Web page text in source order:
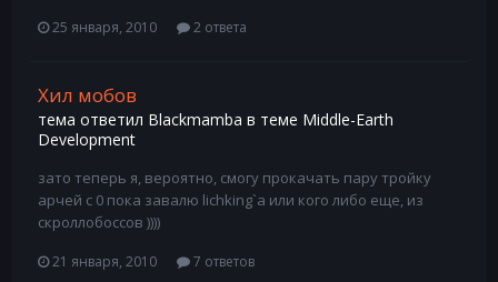
25 января, 2010 2 ответа
Хил мобов
тема ответил Blackmamba в теме Middle-Earth
Development
зато теперь я, вероятно, смогу прокачать пару тройку
арчей с 0 пока завалю lichking`а или кого либо еще, из
скроллобоссов ))))
21 января, 2010 7 ответов